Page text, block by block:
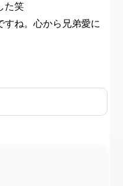
た笑
すね。心から兄弟愛に